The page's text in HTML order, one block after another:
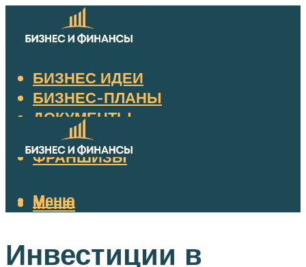
БИЗНЕС ИДЕИ
БИЗНЕС-ПЛАНЫ
ДОКУМЕНТЫ
НАЛОГИ
ФРАНШИЗЫ
Меню
Меню
Инвестиции в